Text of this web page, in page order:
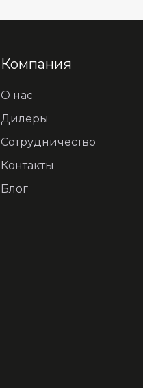
Компания
О нас
Дилеры
Сотрудничество
Контакты
Блог